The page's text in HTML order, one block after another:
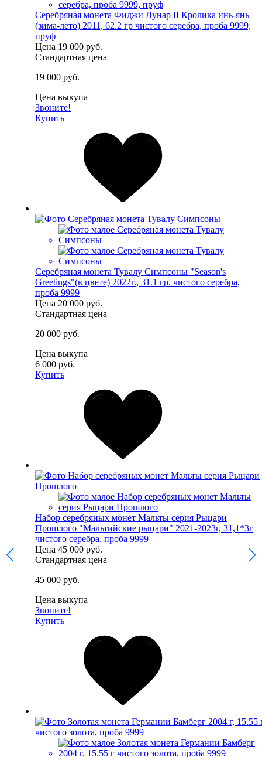
Серебряная монета Фиджи Лунар II Кролика инь-янь
(зима-лето) 2011, 62.2 гр чистого серебра, проба 9999,
пруф
Цена 19 000 руб.
Стандартная цена
19 000 руб.
Цена выкупа
Звоните!
Купить
Серебряная монета Тувалу Симпсоны "Season's
Greetings"(в цвете) 2022г., 31.1 гр. чистого серебра,
проба 9999
Цена 20 000 руб.
Стандартная цена
20 000 руб.
Цена выкупа
6 000 руб.
Купить
Набор серебряных монет Мальты серия Рыцари
Прошлого "Мальтийские рыцари" 2021-2023г, 31,1*3г
чистого серебра, проба 9999
Цена 45 000 руб.
Стандартная цена
45 000 руб.
Цена выкупа
Звоните!
Купить